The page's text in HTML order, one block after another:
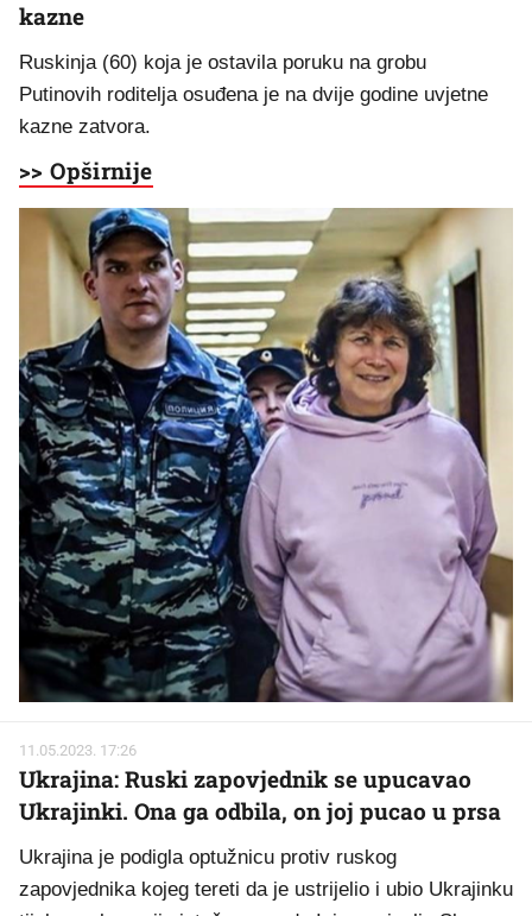
kazne
Ruskinja (60) koja je ostavila poruku na grobu
Putinovih roditelja osuđena je na dvije godine uvjetne
kazne zatvora.
>> Opširnije
11.05.2023. 17:26
Ukrajina: Ruski zapovjednik se upucavao
Ukrajinki. Ona ga odbila, on joj pucao u prsa
Ukrajina je podigla optužnicu protiv ruskog
zapovjednika kojeg tereti da je ustrijelio i ubio Ukrajinku